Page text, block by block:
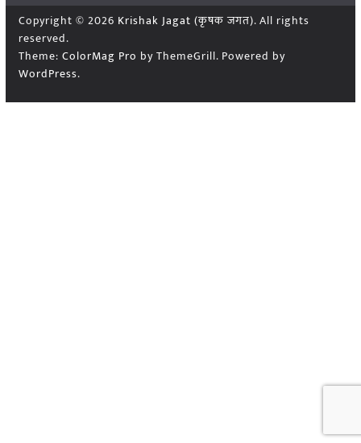
Copyright © 2026 Krishak Jagat (कृषक जगत). All rights
reserved.
Theme: ColorMag Pro by ThemeGrill. Powered by
WordPress.